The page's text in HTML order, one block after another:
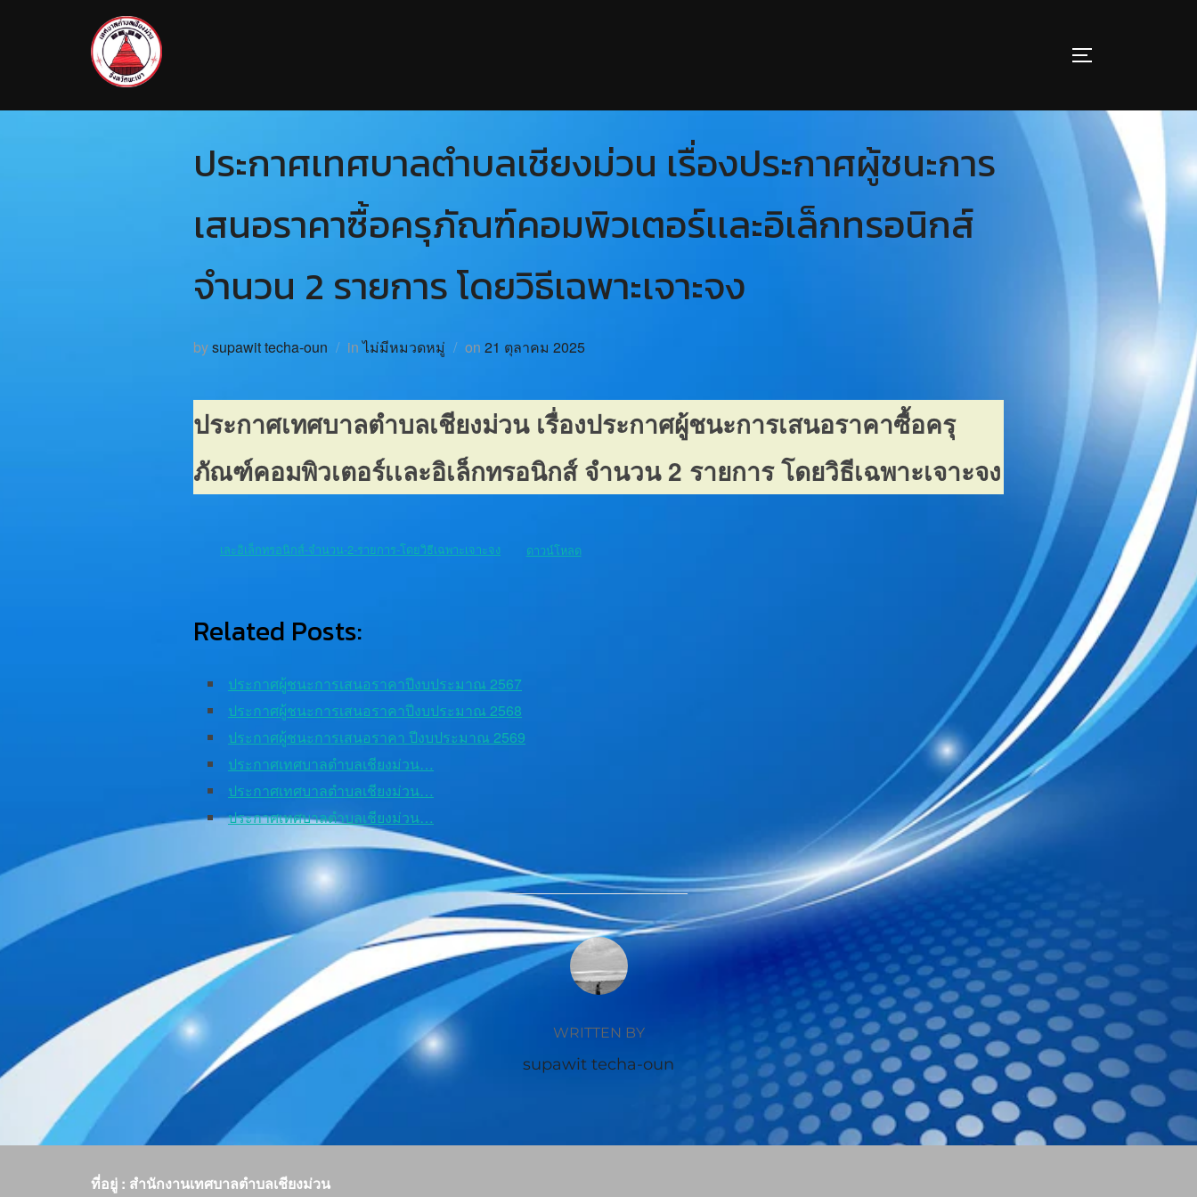
ประกาศเทศบาลตำบลเชียงม่วน เรื่องประกาศผู้ชนะการ
เสนอราคาซื้อครุภัณฑ์คอมพิวเตอร์เเละอิเล็กทรอนิกส์
จำนวน 2 รายการ โดยวิธีเฉพาะเจาะจง
bysupawit techa-oun inไม่มีหมวดหมู่ on 21 ตุลาคม 2025
ประกาศเทศบาลตำบลเชียงม่วน เรื่องประกาศผู้ชนะการเสนอราคาซื้อครุ
ภัณฑ์คอมพิวเตอร์เเละอิเล็กทรอนิกส์ จำนวน 2 รายการ โดยวิธีเฉพาะเจาะจง
เละอิเล็กทรอนิกส์-จำนวน-2-รายการ-โดยวิธีเฉพาะเจาะจง ดาวน์โหลด
Related Posts:
ประกาศผู้ชนะการเสนอราคาปีงบประมาณ 2567
ประกาศผู้ชนะการเสนอราคาปีงบประมาณ 2568
ประกาศผู้ชนะการเสนอราคา ปีงบประมาณ 2569
ประกาศเทศบาลตำบลเชียงม่วน…
ประกาศเทศบาลตำบลเชียงม่วน…
ประกาศเทศบาลตำบลเชียงม่วน…
POST AUTHOR
WRITTEN BY
supawit techa-oun
ที่อยู่ : สำนักงานเทศบาลตำบลเชียงม่วน